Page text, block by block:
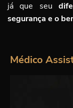
já que seu
segurança e o
Médico